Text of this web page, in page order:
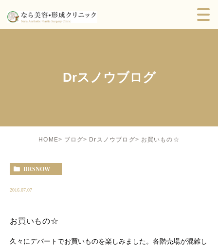
Drスノウブログ
HOME ブログ Drスノウブログ お買いもの☆
DRSNOW
2016.07.07
お買いもの☆
久々にデパートでお買いものを楽しみました。各階売場が混雑し